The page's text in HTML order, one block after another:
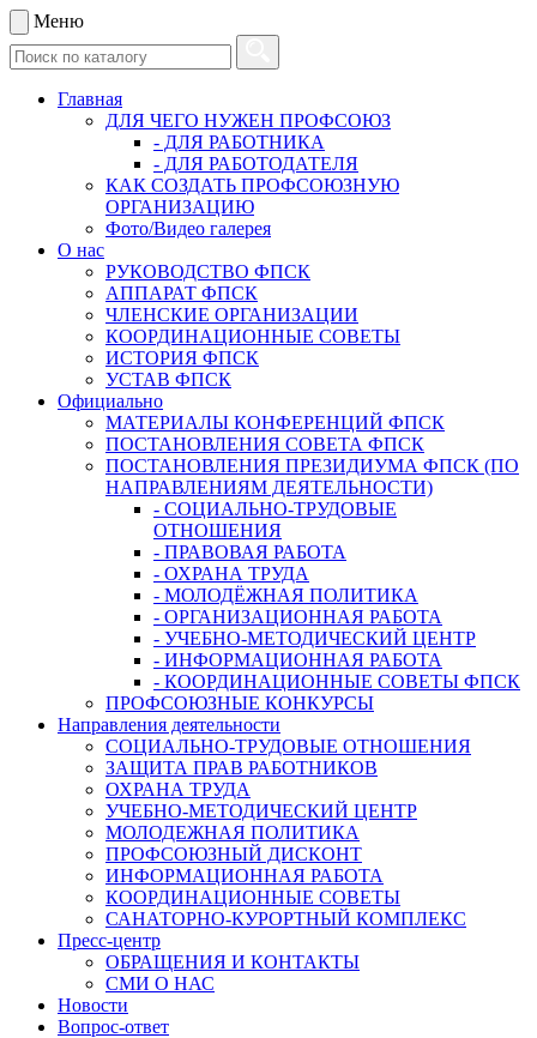
Меню
Главная
ДЛЯ ЧЕГО НУЖЕН ПРОФСОЮЗ
- ДЛЯ РАБОТНИКА
- ДЛЯ РАБОТОДАТЕЛЯ
КАК СОЗДАТЬ ПРОФСОЮЗНУЮ
ОРГАНИЗАЦИЮ
Фото/Видео галерея
О нас
РУКОВОДСТВО ФПСК
АППАРАТ ФПСК
ЧЛЕНСКИЕ ОРГАНИЗАЦИИ
КООРДИНАЦИОННЫЕ СОВЕТЫ
ИСТОРИЯ ФПСК
УСТАВ ФПСК
Официально
МАТЕРИАЛЫ КОНФЕРЕНЦИЙ ФПСК
ПОСТАНОВЛЕНИЯ СОВЕТА ФПСК
ПОСТАНОВЛЕНИЯ ПРЕЗИДИУМА ФПСК (ПО
НАПРАВЛЕНИЯМ ДЕЯТЕЛЬНОСТИ)
- СОЦИАЛЬНО-ТРУДОВЫЕ
ОТНОШЕНИЯ
- ПРАВОВАЯ РАБОТА
- ОХРАНА ТРУДА
- МОЛОДЁЖНАЯ ПОЛИТИКА
- ОРГАНИЗАЦИОННАЯ РАБОТА
- УЧЕБНО-МЕТОДИЧЕСКИЙ ЦЕНТР
- ИНФОРМАЦИОННАЯ РАБОТА
- КООРДИНАЦИОННЫЕ СОВЕТЫ ФПСК
ПРОФСОЮЗНЫЕ КОНКУРСЫ
Направления деятельности
СОЦИАЛЬНО-ТРУДОВЫЕ ОТНОШЕНИЯ
ЗАЩИТА ПРАВ РАБОТНИКОВ
ОХРАНА ТРУДА
УЧЕБНО-МЕТОДИЧЕСКИЙ ЦЕНТР
МОЛОДЕЖНАЯ ПОЛИТИКА
ПРОФСОЮЗНЫЙ ДИСКОНТ
ИНФОРМАЦИОННАЯ РАБОТА
КООРДИНАЦИОННЫЕ СОВЕТЫ
САНАТОРНО-КУРОРТНЫЙ КОМПЛЕКС
Пресс-центр
ОБРАЩЕНИЯ И КОНТАКТЫ
СМИ О НАС
Новости
Вопрос-ответ